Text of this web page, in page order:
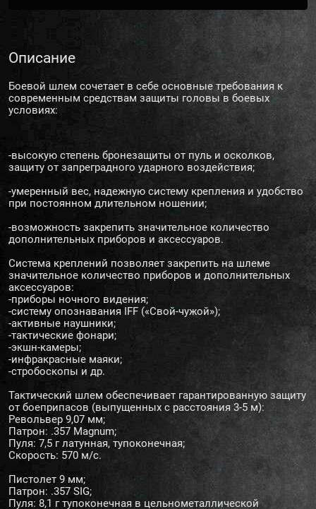
Описание
Боевой шлем сочетает в себе основные требования к
современным средствам защиты головы в боевых
условиях:
-высокую степень бронезащиты от пуль и осколков,
защиту от запреградного ударного воздействия;
-умеренный вес, надежную систему крепления и удобство
при постоянном длительном ношении;
-возможность закрепить значительное количество
дополнительных приборов и аксессуаров.
Система креплений позволяет закрепить на шлеме
значительное количество приборов и дополнительных
аксессуаров:
-приборы ночного видения;
-систему опознавания IFF («Свой-чужой»);
-активные наушники;
-тактические фонари;
-экшн-камеры;
-инфракрасные маяки;
-стробоскопы и др.
Тактический шлем обеспечивает гарантированную защиту
от боеприпасов (выпущенных с расстояния 3-5 м):
Револьвер 9,07 мм;
Патрон: .357 Magnum;
Пуля: 7,5 г латунная, тупоконечная;
Скорость: 570 м/с.
Пистолет 9 мм;
Патрон: .357 SIG;
Пуля: 8,1 г тупоконечная в цельнометаллической